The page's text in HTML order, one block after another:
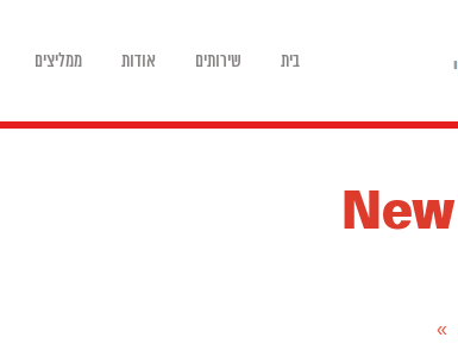
בית שירותים אודות ממליצים
»